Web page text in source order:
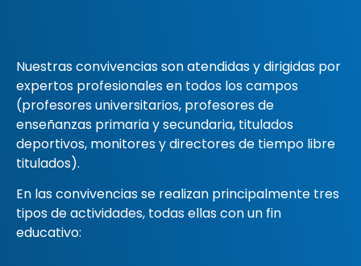
Nuestras convivencias son atendidas y dirigidas por
expertos profesionales en todos los campos
(profesores universitarios, profesores de
enseñanzas primaria y secundaria, titulados
deportivos, monitores y directores de tiempo libre
titulados).
En las convivencias se realizan principalmente tres
tipos de actividades, todas ellas con un fin
educativo: